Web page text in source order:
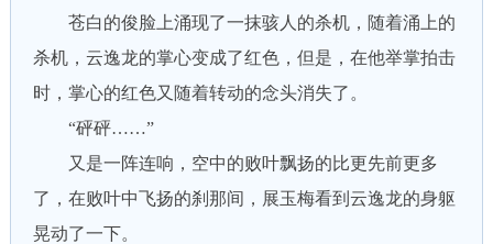
苍白的俊脸上涌现了一抹骇人的杀机，随着涌上的
杀机，云逸龙的掌心变成了红色，但是，在他举掌拍击
时，掌心的红色又随着转动的念头消失了。
“砰砰……”
又是一阵连响，空中的败叶飘扬的比更先前更多
了，在败叶中飞扬的刹那间，展玉梅看到云逸龙的身躯
晃动了一下。